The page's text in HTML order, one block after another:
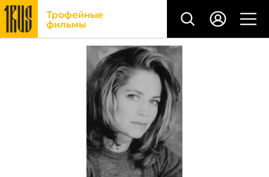
Трофейные
фильмы